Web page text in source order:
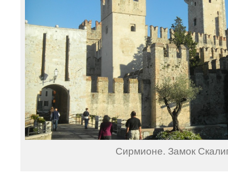
Сирмионе. Замок